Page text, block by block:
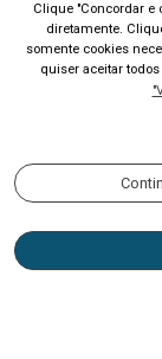
Praça Cooper
Clique "Concordar e
diretamente.
somente cookies
quiser aceitar